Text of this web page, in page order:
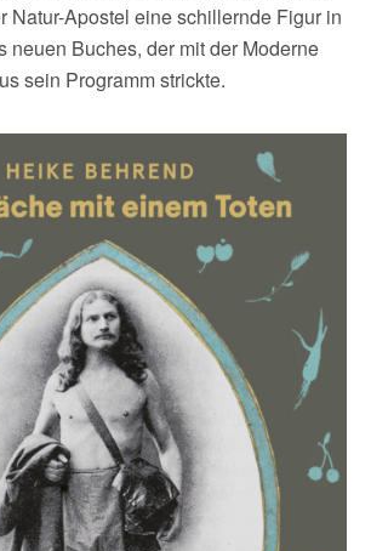
Natur-Apostel eine schillernde Figur in
neuen Buches, der mit der Moderne
sein Programm strickte.